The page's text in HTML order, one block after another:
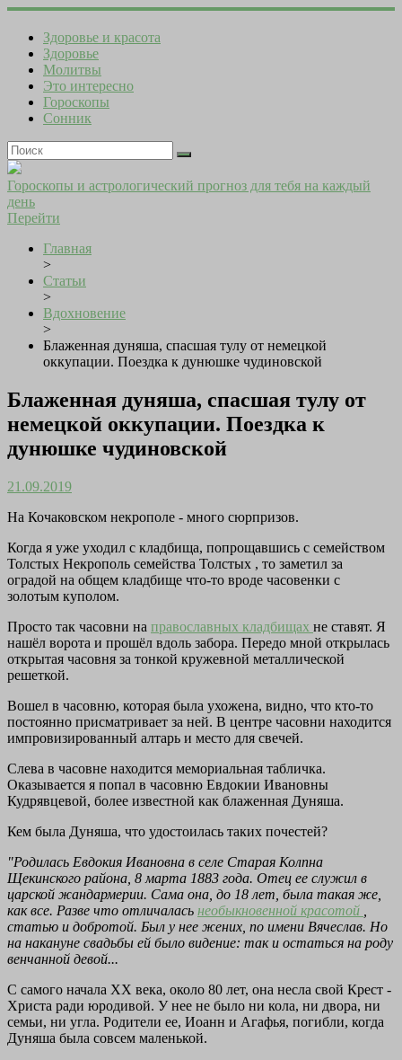
Здоровье и красота
Здоровье
Молитвы
Это интересно
Гороскопы
Сонник
Гороскопы и астрологический прогноз для тебя на каждый
день
Перейти
Главная
>
Статьи
>
Вдохновение
>
Блаженная дуняша, спасшая тулу от немецкой
оккупации. Поездка к дунюшке чудиновской
Блаженная дуняша, спасшая тулу от
немецкой оккупации. Поездка к
дунюшке чудиновской
21.09.2019
На Кочаковском некрополе - много сюрпризов.
Когда я уже уходил с кладбища, попрощавшись с семейством
Толстых Некрополь семейства Толстых , то заметил за
оградой на общем кладбище что-то вроде часовенки с
золотым куполом.
Просто так часовни на православных кладбищах не ставят. Я
нашёл ворота и прошёл вдоль забора. Передо мной открылась
открытая часовня за тонкой кружевной металлической
решеткой.
Вошел в часовню, которая была ухожена, видно, что кто-то
постоянно присматривает за ней. В центре часовни находится
импровизированный алтарь и место для свечей.
Слева в часовне находится мемориальная табличка.
Оказывается я попал в часовню Евдокии Ивановны
Кудрявцевой, более известной как блаженная Дуняша.
Кем была Дуняша, что удостоилась таких почестей?
"Родилась Евдокия Ивановна в селе Старая Колпна
Щекинского района, 8 марта 1883 года. Отец ее служил в
царской жандармерии. Сама она, до 18 лет, была такая же,
как все. Разве что отличалась необыкновенной красотой
статью и добротой. Был у нее жених, по имени Вячеслав. Но
на накануне свадьбы ей было видение: так и остаться на роду
венчанной девой...
С самого начала XX века, около 80 лет, она несла свой Крест -
Христа ради юродивой. У нее не было ни кола, ни двора, ни
семьи, ни угла. Родители ее, Иоанн и Агафья, погибли, когда
Дуняша была совсем маленькой.